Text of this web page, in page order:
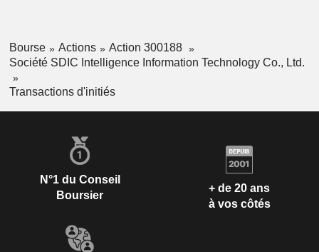
Bourse Actions
Action 300188
Société SDIC Intelligence Information Technology Co., Ltd.
Transactions d'initiés
N°1 du Conseil
Boursier
+ de 20 ans
à vos côtés